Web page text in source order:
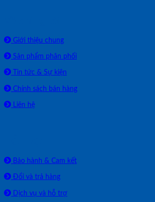
Giới thiệu chung
Sản phẩm phân phối
Tin tức & Sự kiện
Chính sách bán hàng
Liên hệ
Bảo hành & Cam kết
Đổi và trả hàng
Dịch vụ và hỗ trợ